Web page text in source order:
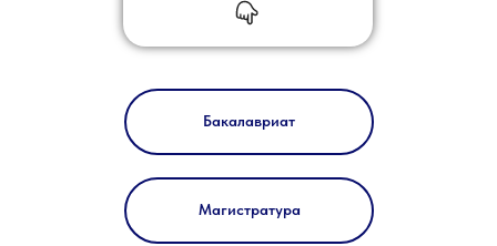
Магистратура
Бакалавриат